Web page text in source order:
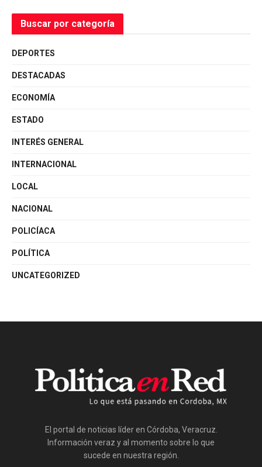
Buscar por categoría
DEPORTES
DESTACADAS
ECONOMÍA
ESTADO
INTERÉS GENERAL
INTERNACIONAL
LOCAL
NACIONAL
POLICÍACA
POLÍTICA
UNCATEGORIZED
El portal de noticias líder en Córdoba, Veracruz.
Información veraz y al momento sobre lo que
sucede en nuestra región.